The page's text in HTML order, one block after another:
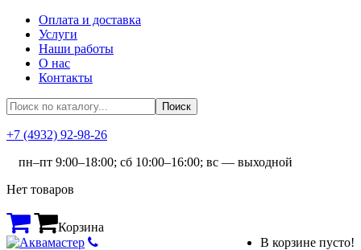
Оплата и доставка
Услуги
Наши работы
О нас
Контакты
+7 (4932) 92-98-26
пн–пт 9:00–18:00; сб 10:00–16:00; вс — выходной
Нет товаров
Корзина
В корзине пусто!